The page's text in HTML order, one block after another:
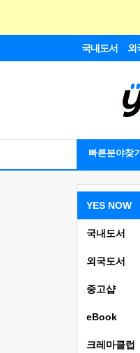
국내도서 외
빠른분야찾기
YES NOW
국내도서
외국도서
중고샵
eBook
크레마클럽